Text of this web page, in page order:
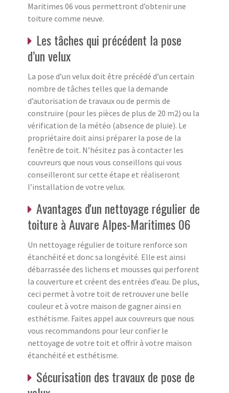
Maritimes 06 vous permettront d’obtenir une
toiture comme neuve.
Les tâches qui précédent la pose
d’un velux
La pose d’un velux doit être précédé d’un certain
nombre de tâches telles que la demande
d’autorisation de travaux ou de permis de
construire (pour les pièces de plus de 20 m2) ou la
vérification de la météo (absence de pluie). Le
propriétaire doit ainsi préparer la pose de la
fenêtre de toit. N’hésitez pas à contacter les
couvreurs que nous vous conseillons qui vous
conseilleront sur cette étape et réaliseront
l’installation de votre velux.
Avantages d'un nettoyage régulier de
toiture à Auvare Alpes-Maritimes 06
Un nettoyage régulier de toiture renforce son
étanchéité et donc sa longévité. Elle est ainsi
débarrassée des lichens et mousses qui perforent
la couverture et créent des entrées d’eau. De plus,
ceci permet à votre toit de retrouver une belle
couleur et à votre maison de gagner ainsi en
esthétisme. Faites appel aux couvreurs que nous
vous recommandons pour leur confier le
nettoyage de votre toit et offrir à votre maison
étanchéité et esthétisme.
Sécurisation des travaux de pose de